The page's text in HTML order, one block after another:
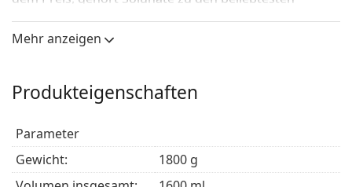
Solunate ist außerdem eines der meistverkauften
Pflegemitteln, wie z.B. ReNu MPS Sensitive Eyes,
Die Mehrzwecklösung Solunate mit Hyaluronsäure ist
zur Reinigung, Desinfektion, Befeuchtung, zum
Abspülen und Aufbewahren von weichen
Mehr anzeigen
Produkteigenschaften
Parameter
Gewicht:
1800 g